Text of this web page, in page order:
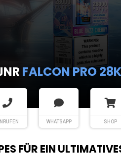
FALCON PRO 28K
WHATSAPP SHOP
FÜR EIN